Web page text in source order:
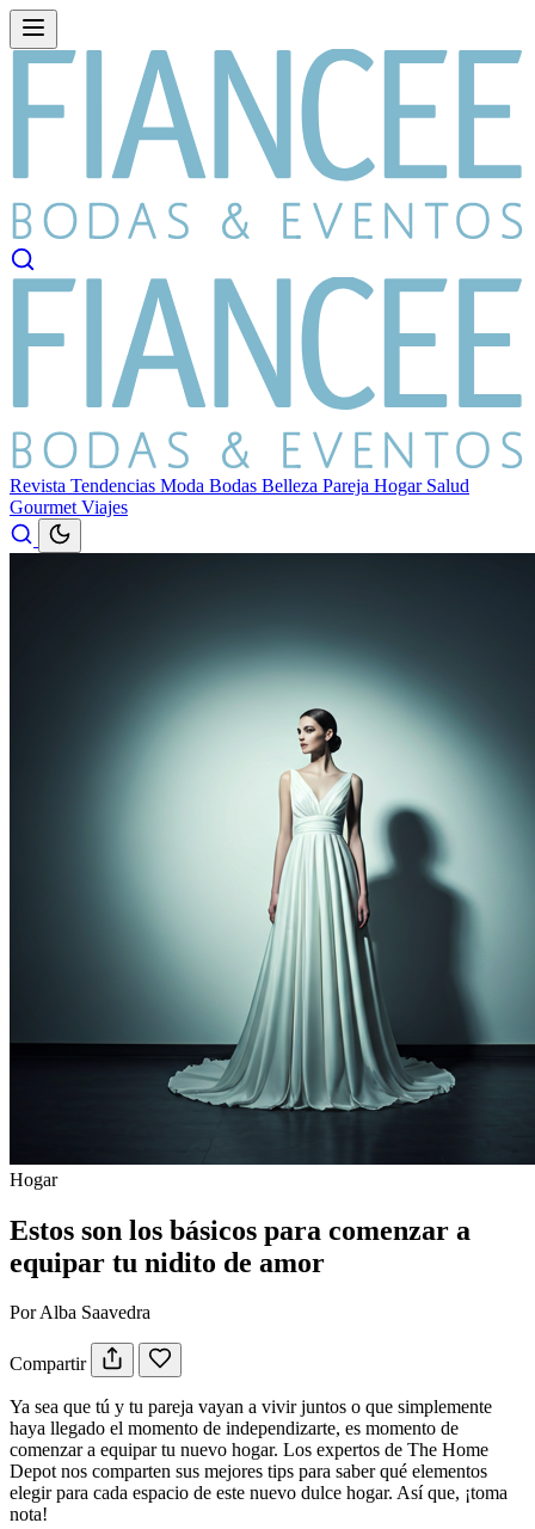
Revista Tendencias Moda Bodas Belleza Pareja Hogar Salud
Gourmet Viajes
Hogar
Estos son los básicos para comenzar a
equipar tu nidito de amor
Por Alba Saavedra
Compartir
Ya sea que tú y tu pareja vayan a vivir juntos o que simplemente
haya llegado el momento de independizarte, es momento de
comenzar a equipar tu nuevo hogar. Los expertos de The Home
Depot nos comparten sus mejores tips para saber qué elementos
elegir para cada espacio de este nuevo dulce hogar. Así que, ¡toma
nota!